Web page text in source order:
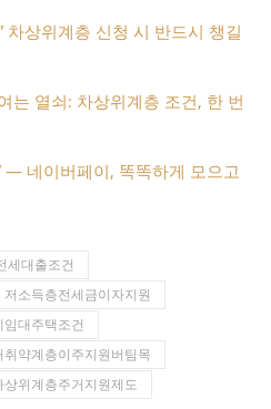
차상위계층 신청 시 반드시 챙길
는 열쇠: 차상위계층 조건, 한 번
— 네이버페이, 똑똑하게 모으고
세대출조건
저소득층전세금이자지원
임대주택조건
취약계층이주지원버팀목
상위계층주거지원제도